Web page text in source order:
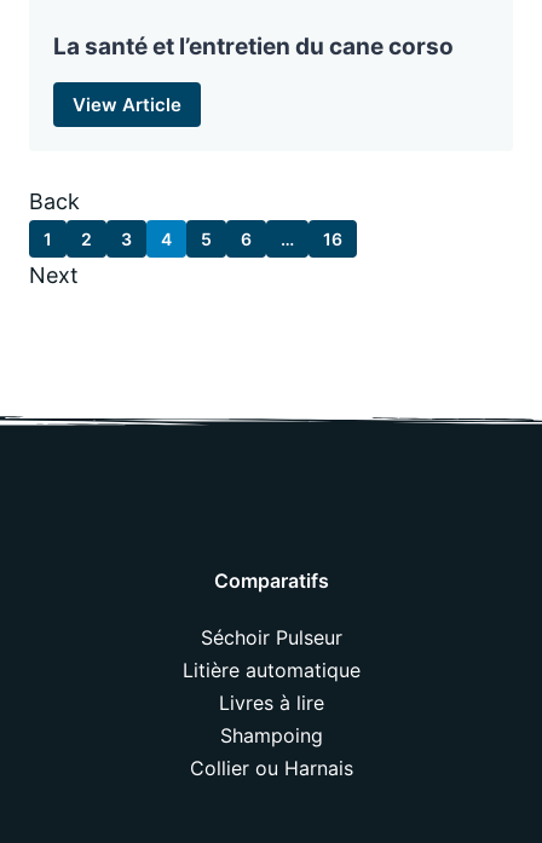
La santé et l’entretien du cane corso
View Article
Back
1 2 3 4 5 6 … 16
Next
Comparatifs
Séchoir Pulseur
Litière automatique
Livres à lire
Shampoing
Collier ou Harnais